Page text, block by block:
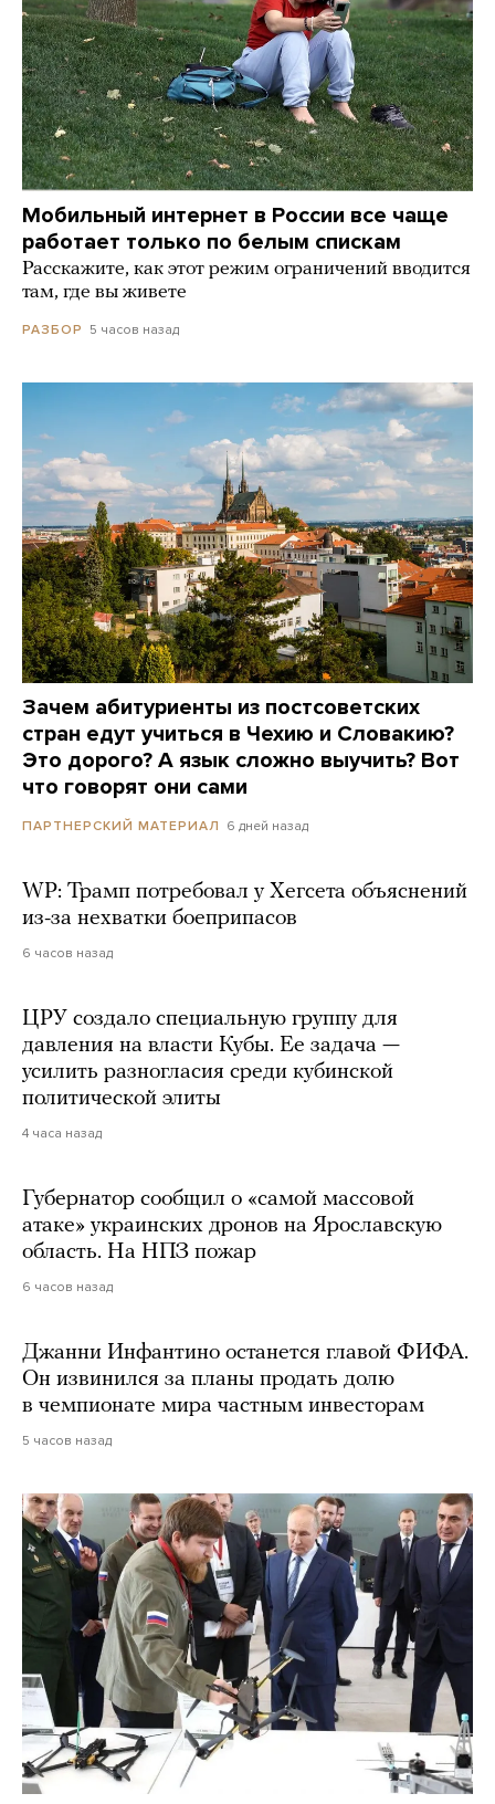
Мобильный интернет в России все чаще
работает только по белым спискам
Расскажите, как этот режим ограничений вводится
там, где вы живете
РАЗБОР 5 часов назад
Зачем абитуриенты из постсоветских
стран едут учиться в Чехию и Словакию?
Это дорого? А язык сложно выучить? Вот
что говорят они сами
ПАРТНЕРСКИЙ МАТЕРИАЛ 6 дней назад
WP: Трамп потребовал у Хегсета объяснений
из-за нехватки боеприпасов
6 часов назад
ЦРУ создало специальную группу для
давления на власти Кубы. Ее задача —
усилить разногласия среди кубинской
политической элиты
4 часа назад
Губернатор сообщил о «самой массовой
атаке» украинских дронов на Ярославскую
область. На НПЗ пожар
6 часов назад
Джанни Инфантино останется главой ФИФА.
Он извинился за планы продать долю
в чемпионате мира частным инвесторам
5 часов назад